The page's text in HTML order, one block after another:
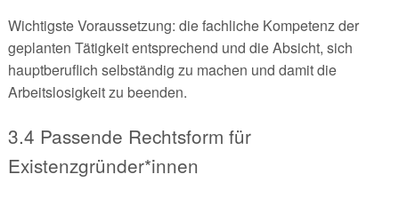
Wichtigste Voraussetzung: die fachliche Kompetenz der
geplanten Tätigkeit entsprechend und die Absicht, sich
hauptberuflich selbständig zu machen und damit die
Arbeitslosigkeit zu beenden.
3.4 Passende Rechtsform für
Existenzgründer*innen